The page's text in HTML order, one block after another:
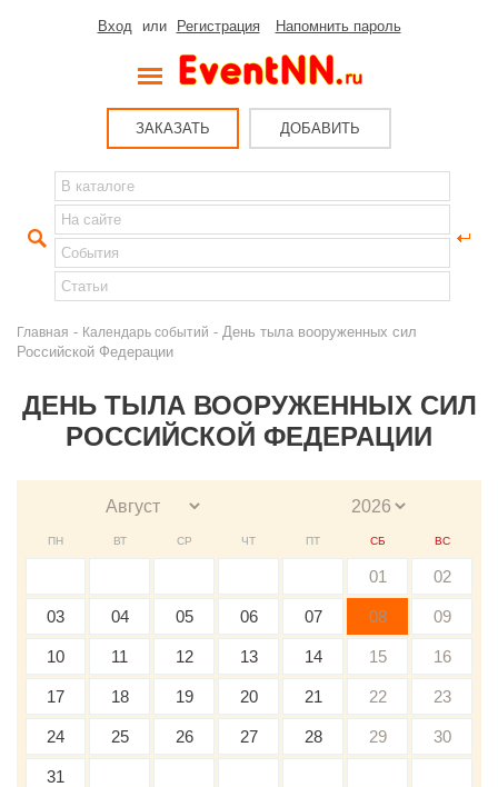
Вход или Регистрация Напомнить пароль
ЗАКАЗАТЬ ДОБАВИТЬ
Главная - Календарь событий - День тыла вооруженных сил
Российской Федерации
ДЕНЬ ТЫЛА ВООРУЖЕННЫХ СИЛ
РОССИЙСКОЙ ФЕДЕРАЦИИ
ПН ВТ СР ЧТ ПТ СБ ВС
01 02
03 04 05 06 07 08 09
10 11 12 13 14 15 16
17 18 19 20 21 22 23
24 25 26 27 28 29 30
31